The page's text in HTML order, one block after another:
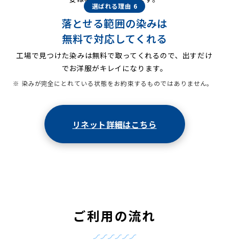
選ばれる理由 6
落とせる範囲の染みは
無料で対応してくれる
工場で見つけた染みは無料で取ってくれるので、出すだけ
でお洋服がキレイになります。
※ 染みが完全にとれている状態をお約束するものではありません。
リネット詳細はこちら
ご利用の流れ